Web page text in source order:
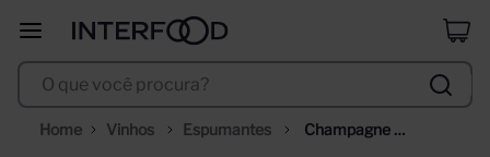
O que você procura?
Vinhos Espumantes
Champagne
º duff
corpus astral
10ºselección